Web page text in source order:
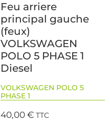
Feu arriere
principal gauche
(feux)
VOLKSWAGEN
POLO 5 PHASE 1
Diesel
VOLKSWAGEN POLO 5
PHASE 1
40,00€ TTC